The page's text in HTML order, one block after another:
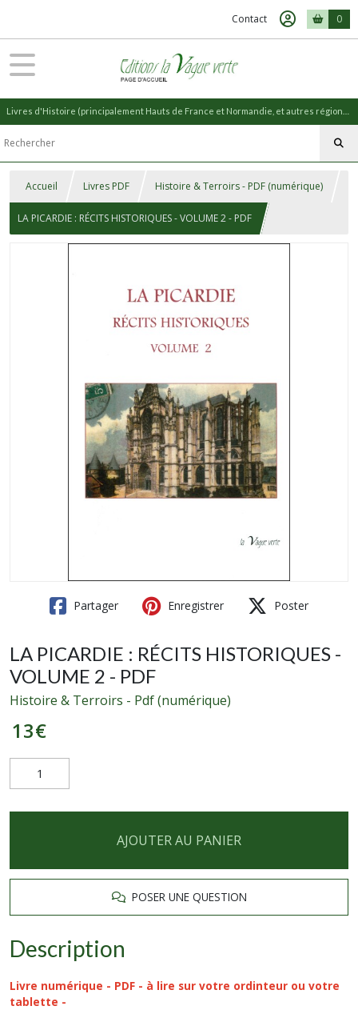
Contact 0
Accueil Livres PDF Histoire & Terroirs - PDF (numérique)
LA PICARDIE : RÉCITS HISTORIQUES - VOLUME 2 - PDF
Partager Enregistrer Poster
LA PICARDIE : RÉCITS HISTORIQUES -
VOLUME 2 - PDF
Histoire & Terroirs - Pdf (numérique)
13€
AJOUTER AU PANIER
POSER UNE QUESTION
Description
Livre numérique - PDF - à lire sur votre ordinteur ou votre
tablette -